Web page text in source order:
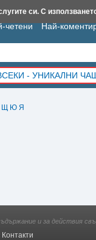
Щ Ю Я
четени Най-
- УНИКАЛНИ
BauBau.bg NewAge.bg
и за действия
Контакти
си. С